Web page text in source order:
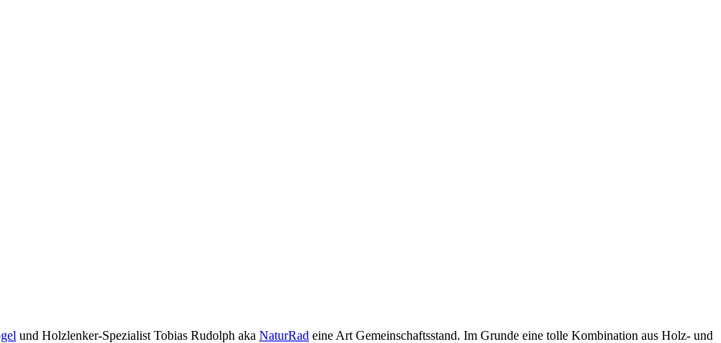
und Holzlenker-Spezialist Tobias Rudolph aka NaturRad eine Art Gemeinschaftsstand. Im Grunde eine tolle Kombination aus Holz- und